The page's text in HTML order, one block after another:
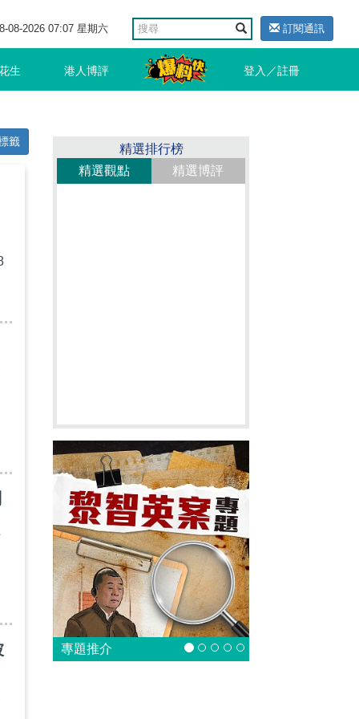
08-2026 07:07 星期六 訂閱通訊
生 港人博評 登入／註冊
籤
精選排行榜
精選觀點
精選博評
專題推介